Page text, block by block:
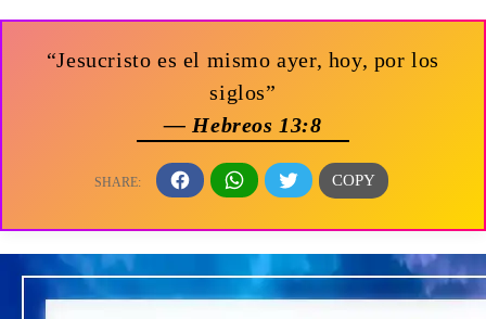
“Jesucristo es el mismo ayer, hoy, por los
siglos”
— Hebreos 13:8